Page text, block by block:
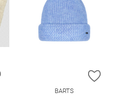
ZUR WUNSCHLISTE HINZUFÜGEN
ZUR
BARTS